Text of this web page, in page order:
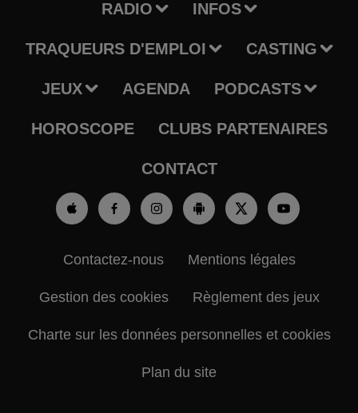
RADIO INFOS
TRAQUEURS D'EMPLOI CASTING
JEUX AGENDA PODCASTS
HOROSCOPE CLUBS PARTENAIRES
CONTACT
Contactez-nous Mentions légales
Gestion des cookies Règlement des jeux
Charte sur les données personnelles et cookies
Plan du site